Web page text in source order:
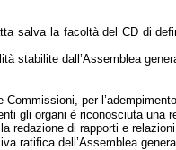
salva la facoltà del CD di
stabilite dall’Assemblea
per
gli organi è riconosciuta una
redazione di rapporti e
ratifica dell’Assemblea